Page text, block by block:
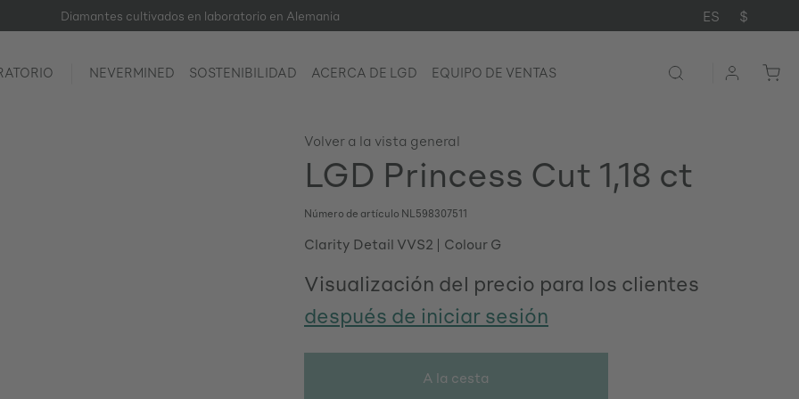
Diamantes cultivados en laboratorio en Alemania ES $
NEVERMINED SOSTENIBILIDAD ACERCA DE LGD EQUIPO DE VENTAS
Volver a la vista general
LGD Princess Cut 1,18 ct
Número de artículo NL598307511
Clarity Detail VVS2 Colour G
Visualización del precio para los clientes
después de iniciar sesión
A la cesta